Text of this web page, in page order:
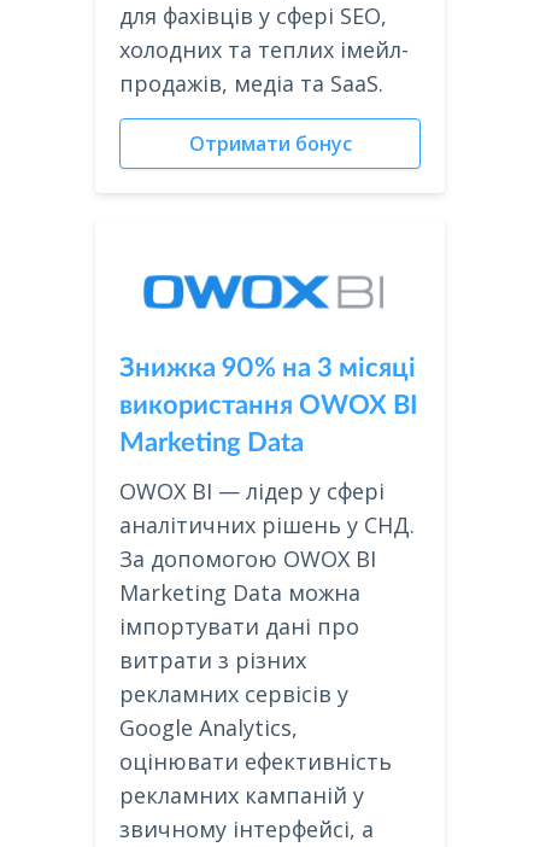
для фахівців у сфері SEO,
холодних та теплих імейл-
продажів, медіа та SaaS.
Отримати бонус
Знижка 90% на 3 місяці
використання OWOX BI
Marketing Data
OWOX BI — лідер у сфері
аналітичних рішень у СНД.
За допомогою OWOX BI
Marketing Data можна
імпортувати дані про
витрати з різних
рекламних сервісів у
Google Analytics,
оцінювати ефективність
рекламних кампаній у
звичному інтерфейсі, а